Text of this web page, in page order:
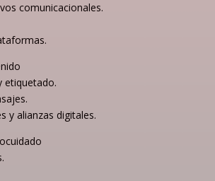
comunicacionales.
etiquetado.
y alianzas digitales.